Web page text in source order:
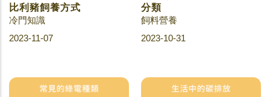
比利豬飼養方式
冷門知識
2023-11-07
分類
飼料營養
2023-10-31